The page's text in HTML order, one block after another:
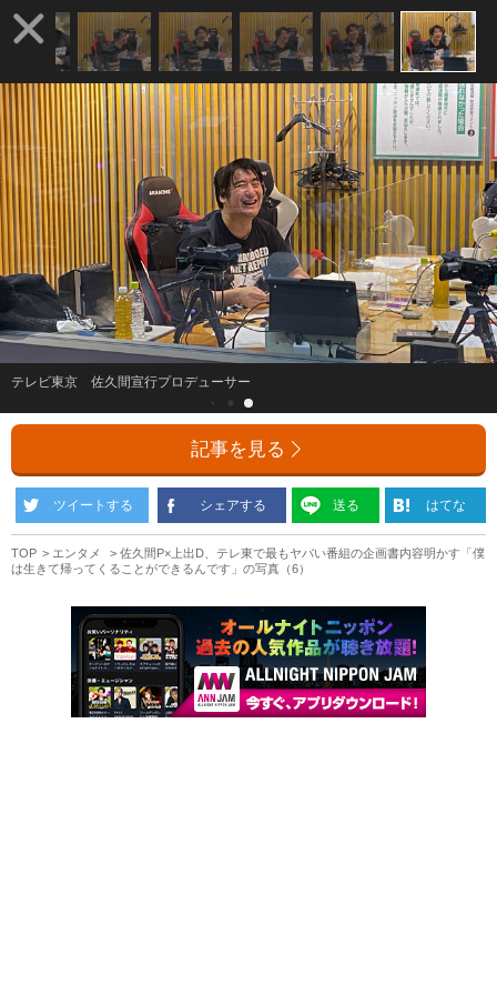
テレビ東京 佐久間宣行プロデューサー
記事を見る
ツイートする シェアする 送る はてな
TOP エンタメ
佐久間P×上出D、テレ東で最もヤバい番組の企画書内容明かす「僕
は生きて帰ってくることができるんです」の写真（6）